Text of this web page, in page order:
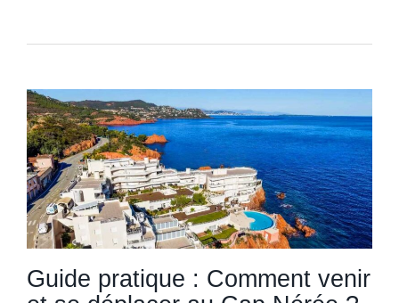
Guide pratique : Comment venir